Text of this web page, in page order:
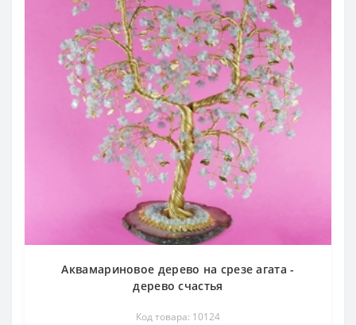
Аквамариновое дерево на срезе агата -
дерево счастья
Код товара: 10124